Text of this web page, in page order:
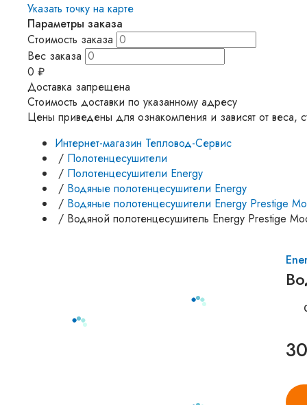
Указать точку на карте
Параметры заказа
Стоимость заказа
Вес заказа
0 ₽
Доставка запрещена
Стоимость доставки по указанному адресу
Цены приведены для ознакомления и зависят от веса,
Интернет-магазин Тепловод-Сервис
/ Полотенцесушители
/ Полотенцесушители Energy
/ Водяные полотенцесушители Energy
/ Водяные полотенцесушители Energy Prestige
/ Водяной полотенцесушитель Energy Prestige